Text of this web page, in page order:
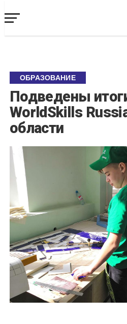
ОБРАЗОВАНИЕ
Подведены
WorldSkills
области